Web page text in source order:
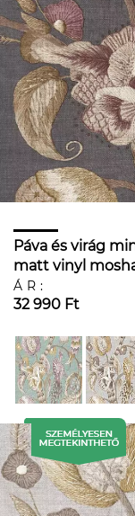
Páva és virág
matt vinyl
ÁR:
32 990 Ft